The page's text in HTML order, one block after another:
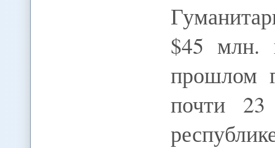
$45 млн.
прошлом
почти